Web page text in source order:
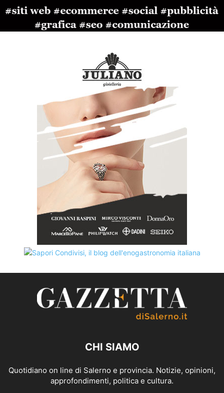
CHI SIAMO
Quotidiano on line di Salerno e provincia. Notizie, opinioni,
approfondimenti, politica e cultura.